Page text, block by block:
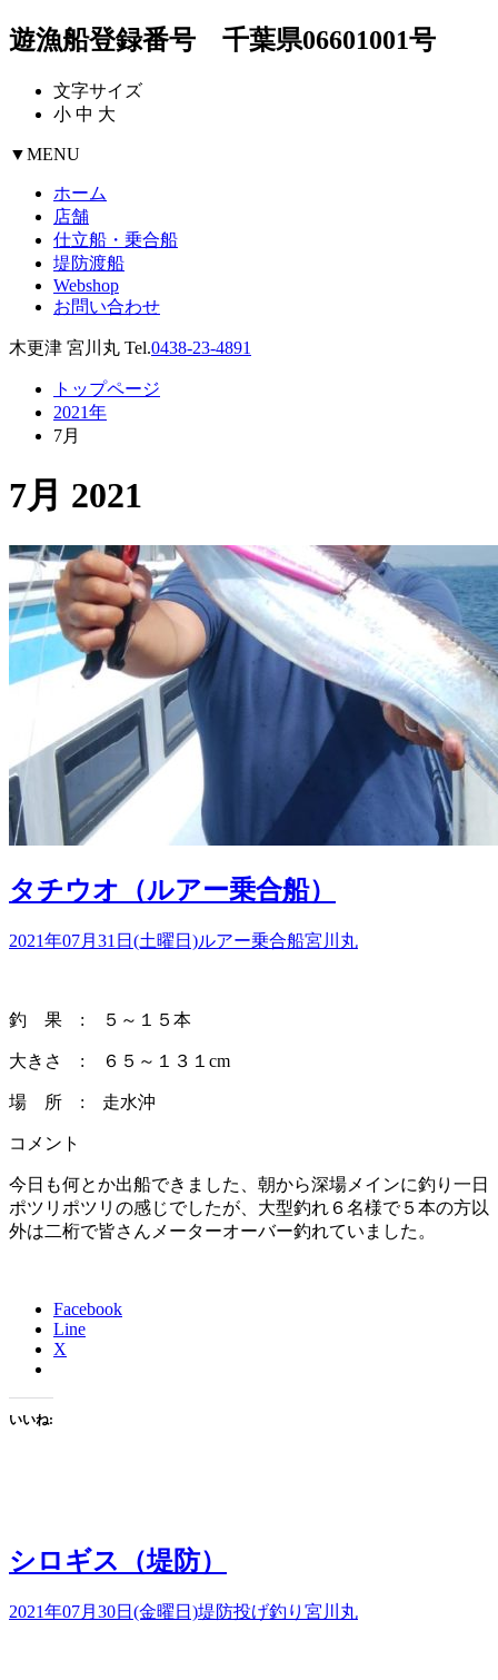
遊漁船登録番号 千葉県06601001号
文字サイズ
小 中 大
▼MENU
ホーム
店舗
仕立船・乗合船
堤防渡船
Webshop
お問い合わせ
木更津 宮川丸 Tel.0438-23-4891
トップページ
2021年
7月
7月 2021
タチウオ（ルアー乗合船）
2021年07月31日(土曜日)ルアー乗合船宮川丸
釣 果 : ５～１５本
大きさ : ６５～１３１cm
場 所 : 走水沖
コメント
今日も何とか出船できました、朝から深場メインに釣り一日
ポツリポツリの感じでしたが、大型釣れ６名様で５本の方以
外は二桁で皆さんメーターオーバー釣れていました。
Facebook
Line
X
いいね:
シロギス（堤防）
2021年07月30日(金曜日)堤防投げ釣り 宮川丸